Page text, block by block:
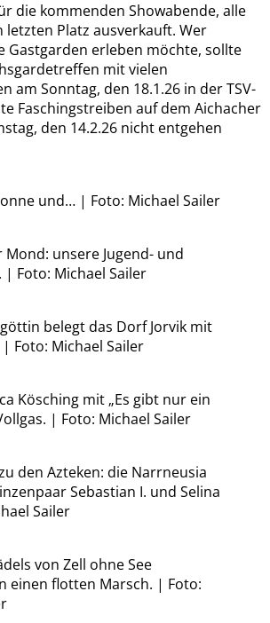
die kommenden Showabende, alle
letzten Platz ausverkauft. Wer
Gastgarden erleben möchte, sollte
mit vielen
am Sonntag, den 18.1.26 in der TSV-
Faschingstreiben auf dem Aichacher
den 14.2.26 nicht entgehen
und… | Foto: Michael Sailer
unsere Jugend- und
| Foto: Michael Sailer
belegt das Dorf Jorvik mit
Foto: Michael Sailer
Kösching mit „Es gibt nur ein
| Foto: Michael Sailer
den Azteken: die Narrneusia
Sebastian I. und Selina
Sailer
von Zell ohne See
einen flotten Marsch. | Foto: